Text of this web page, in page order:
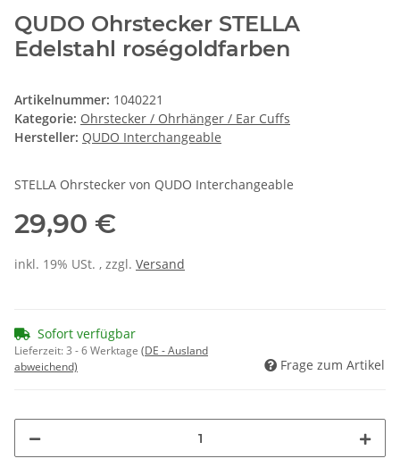
QUDO Ohrstecker STELLA
Edelstahl roségoldfarben
Artikelnummer: 1040221
Kategorie: Ohrstecker / Ohrhänger / Ear Cuffs
Hersteller: QUDO Interchangeable
STELLA Ohrstecker von QUDO Interchangeable
29,90 €
inkl. 19% USt. , zzgl. Versand
Sofort verfügbar
Lieferzeit:3 - 6 Werktage (DE - Ausland
abweichend)
Frage zum Artikel